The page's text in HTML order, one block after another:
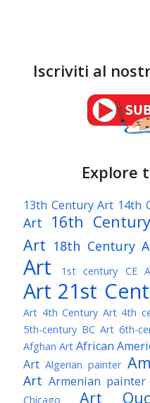
Iscriviti al
Explore
13th Century Art 14th
Art
16th
Art 18th Century
Art
1st century CE
Art 21st
Art 4th Century Art 4th
5th-century BC Art 6th-
Afghan Art African
Art Algerian painter
Art Armenian painter
Chicago
Art